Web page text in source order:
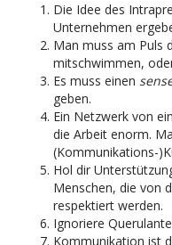
Die Idee des
Unternehmen
Man muss am Puls
mitschwimmen,
Es muss einen
geben.
Ein Netzwerk von
die Arbeit enorm.
(Kommunikations-
Hol dir
Menschen, die von
respektiert werden.
Ignoriere
Kommunikation ist